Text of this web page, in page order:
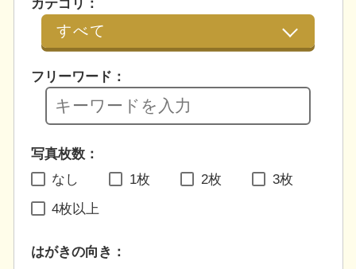
カテゴリ：
フリーワード：
写真枚数：
なし
1枚 2枚 3枚
4枚以上
はがきの向き：